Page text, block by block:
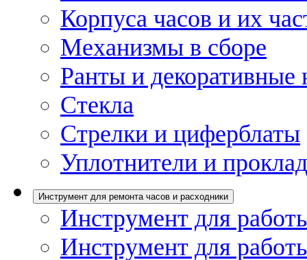
Корпуса часов и их
Механизмы в сборе
Ранты и декоративные
Стекла
Стрелки и циферблаты
Уплотнители и
Инструмент для ремонта часов и расходники
Инструмент для
Инструмент для